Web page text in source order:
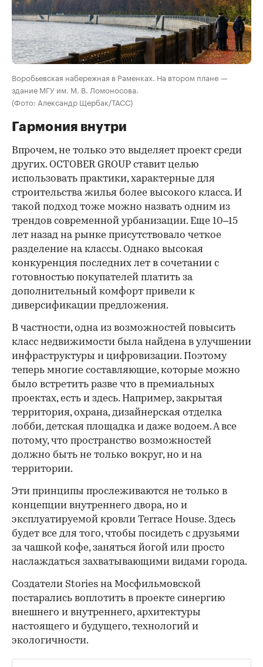
Воробьевская набережная в Раменках. На втором плане —
здание МГУ им. М. В. Ломоносова.
(Фото: Александр Щербак/ТАСС)
Гармония внутри
Впрочем, не только это выделяет проект среди
других. OCTOBER GROUP ставит целью
использовать практики, характерные для
строительства жилья более высокого класса. И
такой подход тоже можно назвать одним из
трендов современной урбанизации. Еще 10–15
лет назад на рынке присутствовало четкое
разделение на классы. Однако высокая
конкуренция последних лет в сочетании с
готовностью покупателей платить за
дополнительный комфорт привели к
диверсификации предложения.
В частности, одна из возможностей повысить
класс недвижимости была найдена в улучшении
инфраструктуры и цифровизации. Поэтому
теперь многие составляющие, которые можно
было встретить разве что в премиальных
проектах, есть и здесь. Например, закрытая
территория, охрана, дизайнерская отделка
лобби, детская площадка и даже водоем. А все
потому, что пространство возможностей
должно быть не только вокруг, но и на
территории.
Эти принципы прослеживаются не только в
концепции внутреннего двора, но и
эксплуатируемой кровли Terrace House. Здесь
будет все для того, чтобы посидеть с друзьями
за чашкой кофе, заняться йогой или просто
наслаждаться захватывающими видами города.
Создатели Stories на Мосфильмовской
постарались воплотить в проекте синергию
внешнего и внутреннего, архитектуры
настоящего и будущего, технологий и
экологичности.